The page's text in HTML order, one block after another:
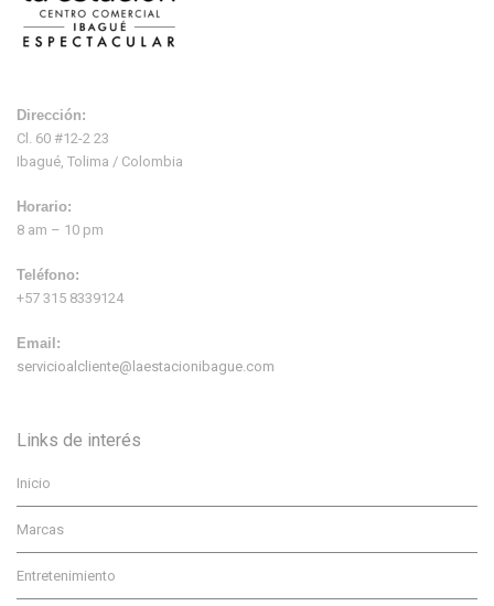
Dirección:
Cl. 60 #12-2 23
Ibagué, Tolima / Colombia
Horario:
8 am – 10 pm
Teléfono:
+57 315 8339124
Email:
servicioalcliente@laestacionibague.com
Links de interés
Inicio
Marcas
Entretenimiento